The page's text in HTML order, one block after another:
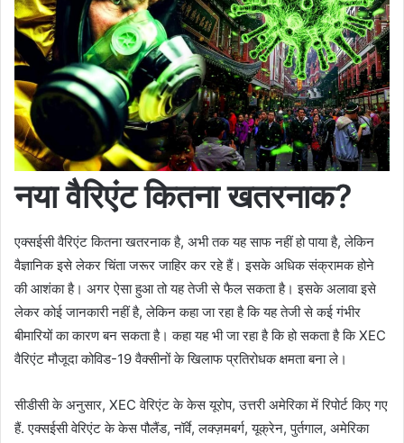
नया वैरिएंट कितना खतरनाक?
एक्‍सईसी वैरिएंट कितना खतरनाक है, अभी तक यह साफ नहीं हो पाया है, लेकिन
वैज्ञानिक इसे लेकर चिंता जरूर जाहिर कर रहे हैं। इसके अधिक संक्रामक होने
की आशंका है। अगर ऐसा हुआ तो यह तेजी से फैल सकता है। इसके अलावा इसे
लेकर कोई जानकारी नहीं है, लेकिन कहा जा रहा है कि यह तेजी से कई गंभीर
बीमारियों का कारण बन सकता है। कहा यह भी जा रहा है कि हो सकता है कि XEC
वैरिएंट मौजूदा कोविड-19 वैक्सीनों के खिलाफ प्रतिरोधक क्षमता बना ले।
सीडीसी के अनुसार, XEC वेरिएंट के केस यूरोप, उत्तरी अमेरिका में रिपोर्ट किए गए
हैं. एक्सईसी वेरिएंट के केस पौलैंड, नॉर्वे, लक्ज़मबर्ग, यूक्रेन, पुर्तगाल, अमेरिका